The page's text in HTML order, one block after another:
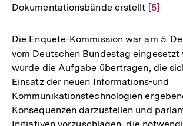
Dokumentationsbände erstellt Zur
der
Fußnote
[5]
Die Enquete-Kommission war am 5.
vom Deutschen Bundestag eingesetzt
wurde die Aufgabe übertragen, die
Einsatz der neuen Informations-und
Kommunikationstechnologien
Konsequenzen darzustellen und
Initiativen vorzuschlagen, die